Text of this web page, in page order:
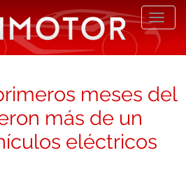
meses del
más de un
eléctricos